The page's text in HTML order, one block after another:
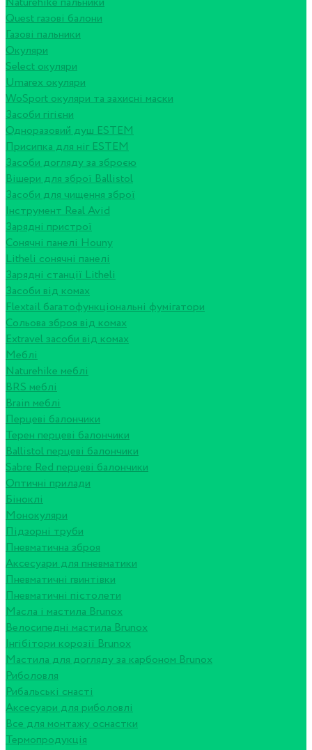
Quest газові балони
Газові пальники
Окуляри
Select окуляри
Umarex окуляри
WoSport окуляри та захисні маски
Засоби гігієни
Одноразовий душ ESTEM
Присипка для ніг ESTEM
Засоби догляду за зброєю
Вішери для зброї Ballistol
Засоби для чищення зброї
Інструмент Real Avid
Зарядні пристрої
Сонячні панелі Houny
Litheli сонячні панелі
Зарядні станції Litheli
Засоби від комах
Flextail багатофункціональні фумігатори
Сольова зброя від комах
Extravel засоби від комах
Меблі
Naturehike меблі
BRS меблі
Brain меблі
Перцеві балончики
Терен перцеві балончики
Ballistol перцеві балончики
Sabre Red перцеві балончики
Оптичні прилади
Біноклі
Монокуляри
Підзорні труби
Пневматична зброя
Аксесуари для пневматики
Пневматичні гвинтівки
Пневматичні пістолети
Масла і мастила Brunox
Велосипедні мастила Brunox
Інгібітори корозії Brunox
Мастила для догляду за карбоном Brunox
Риболовля
Рибальські снасті
Аксесуари для риболовлі
Все для монтажу оснастки
Термопродукція